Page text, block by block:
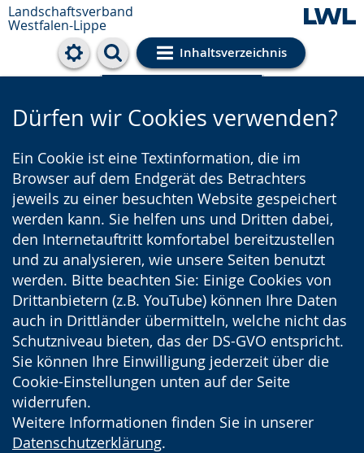
Landschaftsverband
Westfalen-Lippe
Inhaltsverzeichnis
Cookie-Einstellungen
Dürfen wir Cookies verwenden?
Ein Cookie ist eine Textinformation, die im
Browser auf dem Endgerät des Betrachters
jeweils zu einer besuchten Website gespeichert
werden kann. Sie helfen uns und Dritten dabei,
den Internetauftritt komfortabel bereitzustellen
und zu analysieren, wie unsere Seiten benutzt
werden. Bitte beachten Sie: Einige Cookies von
Drittanbietern (z.B. YouTube) können Ihre Daten
auch in Drittländer übermitteln, welche nicht das
Schutzniveau bieten, das der DS-GVO entspricht.
Sie können Ihre Einwilligung jederzeit über die
Cookie-Einstellungen unten auf der Seite
widerrufen.
Weitere Informationen finden Sie in unserer
Datenschutzerklärung.